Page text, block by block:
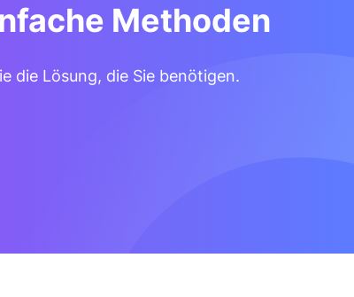
Methoden
die Lösung, die Sie benötigen.